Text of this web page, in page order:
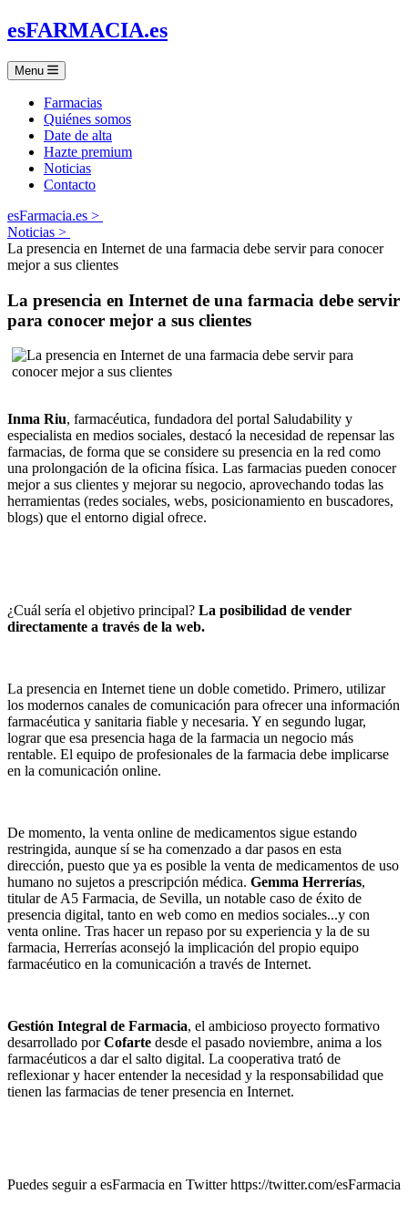
esFARMACIA.es
Menu
Farmacias
Quiénes somos
Date de alta
Hazte premium
Noticias
Contacto
esFarmacia.es >
Noticias >
La presencia en Internet de una farmacia debe servir para conocer
mejor a sus clientes
La presencia en Internet de una farmacia debe servir
para conocer mejor a sus clientes
Inma Riu, farmacéutica, fundadora del portal Saludability y
especialista en medios sociales, destacó la necesidad de repensar las
farmacias, de forma que se considere su presencia en la red como
una prolongación de la oficina física. Las farmacias pueden conocer
mejor a sus clientes y mejorar su negocio, aprovechando todas las
herramientas (redes sociales, webs, posicionamiento en buscadores,
blogs) que el entorno digial ofrece.
¿Cuál sería el objetivo principal? La posibilidad de vender
directamente a través de la web.
La presencia en Internet tiene un doble cometido. Primero, utilizar
los modernos canales de comunicación para ofrecer una información
farmacéutica y sanitaria fiable y necesaria. Y en segundo lugar,
lograr que esa presencia haga de la farmacia un negocio más
rentable. El equipo de profesionales de la farmacia debe implicarse
en la comunicación online.
De momento, la venta online de medicamentos sigue estando
restringida, aunque sí se ha comenzado a dar pasos en esta
dirección, puesto que ya es posible la venta de medicamentos de uso
humano no sujetos a prescripción médica. Gemma Herrerías,
titular de A5 Farmacia, de Sevilla, un notable caso de éxito de
presencia digital, tanto en web como en medios sociales...y con
venta online. Tras hacer un repaso por su experiencia y la de su
farmacia, Herrerías aconsejó la implicación del propio equipo
farmacéutico en la comunicación a través de Internet.
Gestión Integral de Farmacia, el ambicioso proyecto formativo
desarrollado porCofarte desde el pasado noviembre, anima a los
farmacéuticos a dar el salto digital. La cooperativa trató de
reflexionar y hacer entender la necesidad y la responsabilidad que
tienen las farmacias de tener presencia en Internet.
Puedes seguir a esFarmacia en Twitter https://twitter.com/esFarmacia